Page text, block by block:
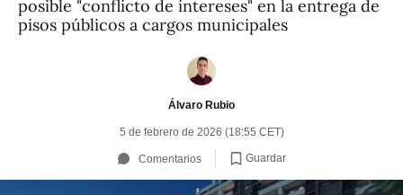
posible "conflicto de intereses" en la entrega de
pisos públicos a cargos municipales
Álvaro Rubio
5 de febrero de 2026 (18:55 CET)
Comentarios Guardar